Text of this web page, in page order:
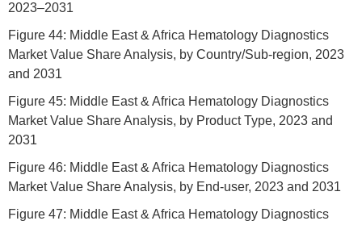
2023–2031
Figure 44: Middle East & Africa Hematology Diagnostics
Market Value Share Analysis, by Country/Sub-region, 2023
and 2031
Figure 45: Middle East & Africa Hematology Diagnostics
Market Value Share Analysis, by Product Type, 2023 and
2031
Figure 46: Middle East & Africa Hematology Diagnostics
Market Value Share Analysis, by End-user, 2023 and 2031
Figure 47: Middle East & Africa Hematology Diagnostics